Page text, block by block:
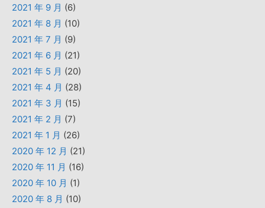
2021 年 9 月 (6)
2021 年 8 月 (10)
2021 年 7 月 (9)
2021 年 6 月 (21)
2021 年 5 月 (20)
2021 年 4 月 (28)
2021 年 3 月 (15)
2021 年 2 月 (7)
2021 年 1 月 (26)
2020 年 12 月 (21)
2020 年 11 月 (16)
2020 年 10 月 (1)
2020 年 8 月 (10)